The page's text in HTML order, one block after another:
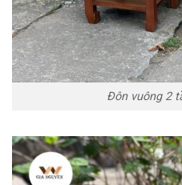
Đôn vuông 2